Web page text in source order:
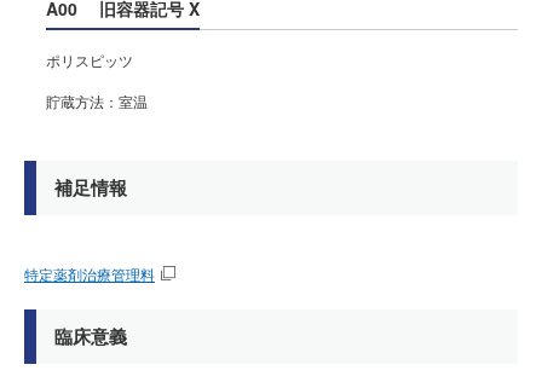
A00 旧容器記号 X
ポリスピッツ
貯蔵方法：室温
補足情報
特定薬剤治療管理料
臨床意義